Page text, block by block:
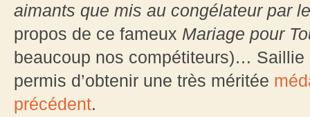
aimants que mis au congélateur par
propos de ce fameux Mariage pour
beaucoup nos compétiteurs)… Saillie
permis d’obtenir une très méritée
précédent.